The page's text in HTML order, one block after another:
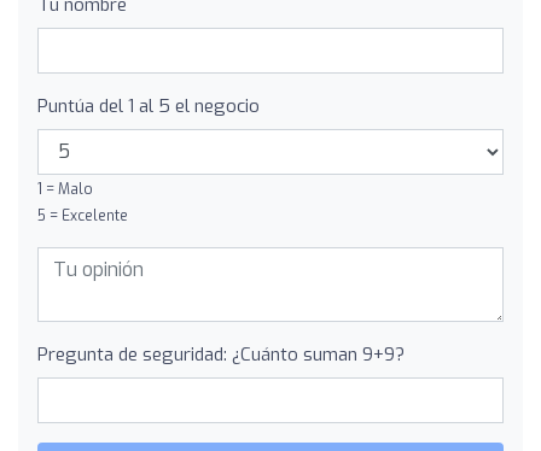
Puntúa del 1 al 5 el negocio
1 = Malo
5 = Excelente
Pregunta de seguridad: ¿Cuánto suman 9+9?